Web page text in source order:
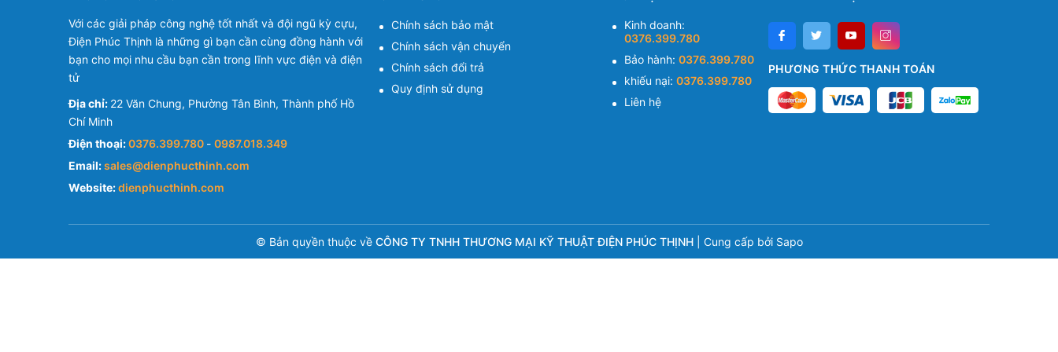
Với các giải pháp công nghệ tốt nhất và đội ngũ kỳ cựu,
Điện Phúc Thịnh là những gì bạn cần cùng đồng hành với
bạn cho mọi nhu cầu bạn cần trong lĩnh vực điện và điện
tử
Địa chỉ: 22 Văn Chung, Phường Tân Bình, Thành phố Hồ
Chí Minh
Điện thoại:0376.399.780 - 0987.018.349
Email:sales@dienphucthinh.com
Website:dienphucthinh.com
Chính sách bảo mật
Chính sách vận chuyển
Chính sách đổi trả
Quy định sử dụng
Kinh doanh:
0376.399.780
Bảo hành:0376.399.780
khiếu nại:0376.399.780
Liên hệ
PHƯƠNG THỨC THANH TOÁN
© Bản quyền thuộc về CÔNG TY TNHH THƯƠNG MẠI KỸ THUẬT ĐIỆN PHÚC THỊNH Cung cấp bởi Sapo